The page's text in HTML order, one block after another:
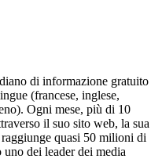
di informazione gratuito
(francese, inglese,
Ogni mese, più di 10
il suo sito web, la sua
quasi 50 milioni di
dei leader dei media